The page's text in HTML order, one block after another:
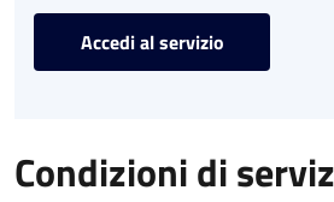
Accedi al servizio
Condizioni di